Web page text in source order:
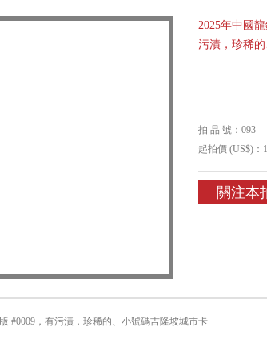
2025年中國
污漬，珍稀
拍 品 號：093
起拍價 (US$)：
關注本
#0009，有污漬，珍稀的、小號碼吉隆坡城市卡